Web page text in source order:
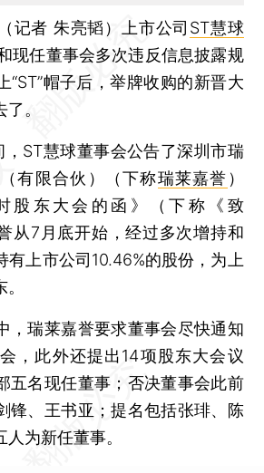
记者 朱亮韬） 上市公司 ST慧球
现任董事会多次违反信息披露规
“ST”帽子后，举牌收购的新晋大
。
ST慧球董事会公告了深圳市瑞
有限合伙）（下称瑞莱嘉誉 ）
股东大会的函》（下称《致
从7月底开始，经过多次增持和
有上市公司10.46%的股份，为上
瑞莱嘉誉要求董事会尽快通知
，此外还提出14项股东大会议
五名现任董事；否决董事会此前
锋、王书亚；提名包括张琲、陈
为新任董事。